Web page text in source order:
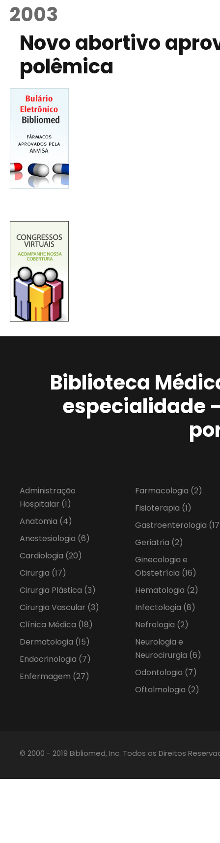
2003
Novo abortivo
polêmica
Biblioteca
especialidade
Administração
Hospitalar (1)
Anatomia (4)
Anestesiologia (6)
Cardiologia (20)
Cirurgia (17)
Cirurgia Plástica (3)
Cirurgia Vascular (3)
Clínica Médica (18)
Dermatologia (15)
Endocrinologia (7)
Enfermagem (27)
Farmacologia (2)
Fisioterapia (1)
Gastroenterologia
Geriatria (2)
Ginecologia e
Obstetrícia (16)
Hematologia (2)
Infectologia (8)
Nefrologia (2)
Neurologia e
Neurocirurgia (6)
Odontologia (7)
Oftalmologia (2)
© 2000 - 2019 Bibliomed, Inc. Todos os Direitos